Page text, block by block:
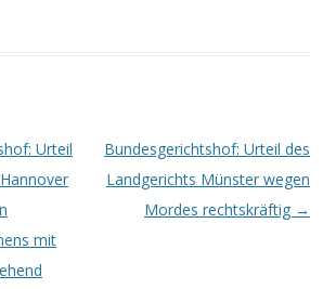
Urteil
mit
Bundesgerichtshof: Urteil des
Landgerichts Münster wegen
Mordes rechtskräftig →